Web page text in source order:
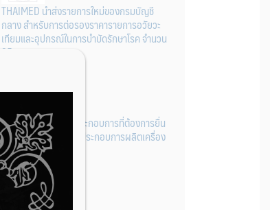
THAIMED นำส่งรายการใหม่ของกรมบัญชี
กลาง สำหรับการต่อรองราคารายการอวัยวะ
เทียมและอุปกรณ์ในการบำบัดรักษาโรค จำนวน
25 รายการ
การเตรียมเอกสารผู้ประกอบการที่ต้องการยื่น
คำขอจดทะเบียนสถานประกอบการผลิตเครื่อง
มือแพทย์ (รายใหม่)
22 กรกฎาคม 2026